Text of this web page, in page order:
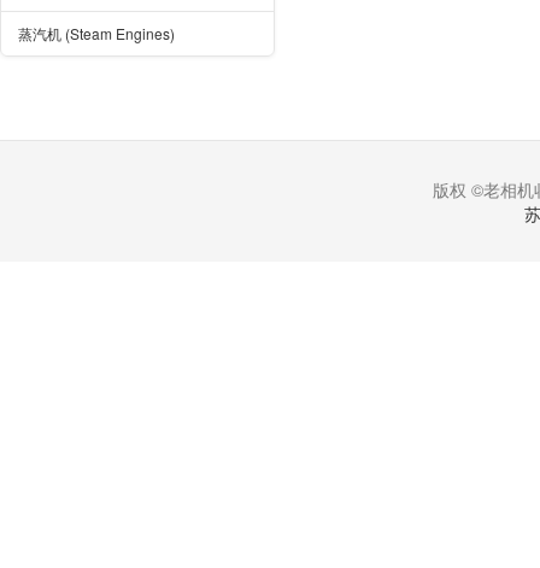
蒸汽机 (Steam Engines)
版权 ©老相